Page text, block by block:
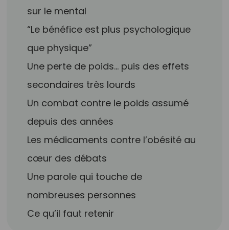
sur le mental
“Le bénéfice est plus psychologique
que physique”
Une perte de poids… puis des effets
secondaires très lourds
Un combat contre le poids assumé
depuis des années
Les médicaments contre l’obésité au
cœur des débats
Une parole qui touche de
nombreuses personnes
Ce qu’il faut retenir